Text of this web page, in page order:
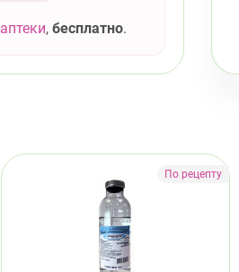
аптеки, бесплатно.